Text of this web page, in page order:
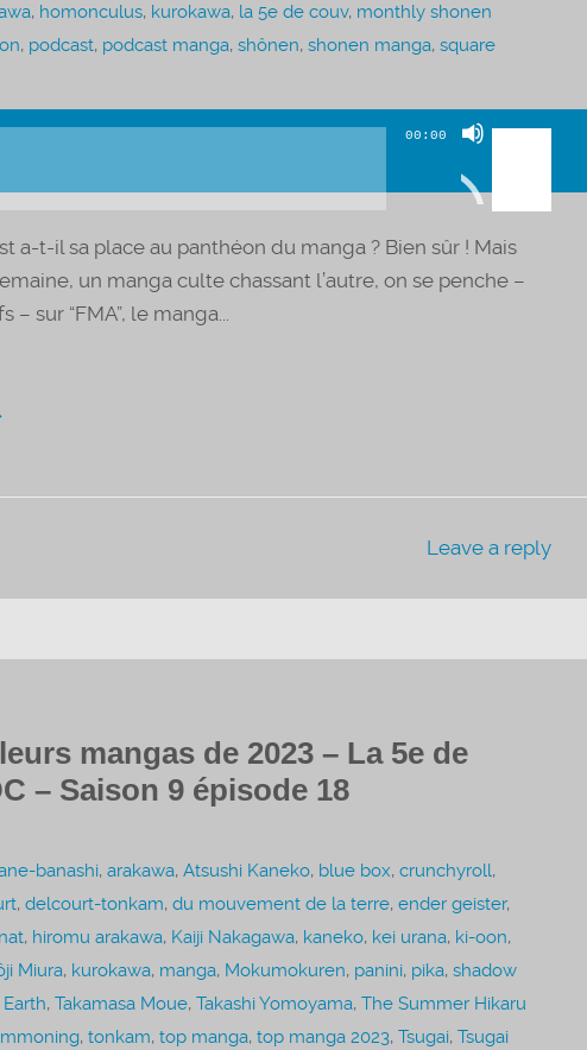
, homonculus, kurokawa, la 5e de couv, monthly shonen
, podcast, podcast manga, shônen, shonen manga, square
00:00
Utilisez
flèches
pour
augmenter
a-t-il sa place au panthéon du manga ? Bien sûr ! Mais
un manga culte chassant l’autre, on se penche –
sur “FMA”, le manga...
Leave a reply
mangas de 2023 – La 5e de
– Saison 9 épisode 18
banashi, arakawa, Atsushi Kaneko, blue box, crunchyroll,
, delcourt-tonkam, du mouvement de la terre, ender geister,
, hiromu arakawa, Kaiji Nakagawa, kaneko, kei urana, ki-oon,
Miura, kurokawa, manga, Mokumokuren, panini, pika, shadow
, Takamasa Moue, Takashi Yomoyama, The Summer Hikaru
, tonkam, top manga, top manga 2023, Tsugai, Tsugai